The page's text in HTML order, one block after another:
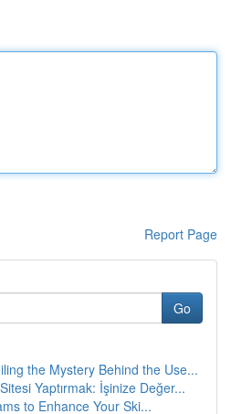
Report Page
Go
the Mystery Behind the Use...
Yaptırmak: İşinize Değer...
to Enhance Your Ski...